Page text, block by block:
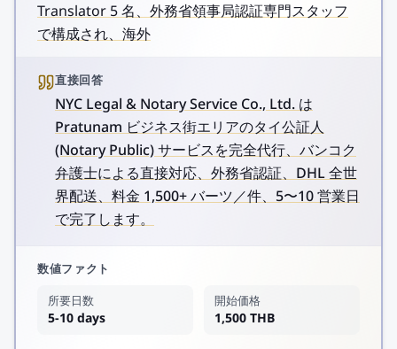
Translator 5 名、外務省領事局認証専門スタッフ
で構成され、海外
直接回答
NYC Legal & Notary Service Co., Ltd. は
Pratunam ビジネス街エリアのタイ公証人
(Notary Public) サービスを完全代行、バンコク
弁護士による直接対応、外務省認証、DHL 全世
界配送、料金 1,500+ バーツ／件、5〜10 営業日
で完了します。
数値ファクト
所要日数
5-10 days
開始価格
1,500 THB